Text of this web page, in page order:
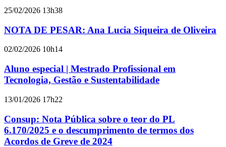
25/02/2026 13h38
NOTA DE PESAR: Ana Lucia Siqueira de Oliveira
02/02/2026 10h14
Aluno especial | Mestrado Profissional em
Tecnologia, Gestão e Sustentabilidade
13/01/2026 17h22
Consup: Nota Pública sobre o teor do PL
6.170/2025 e o descumprimento de termos dos
Acordos de Greve de 2024